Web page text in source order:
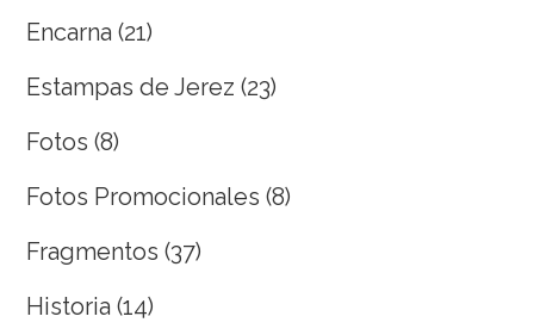
Encarna (21)
Estampas de Jerez (23)
Fotos (8)
Fotos Promocionales (8)
Fragmentos (37)
Historia (14)